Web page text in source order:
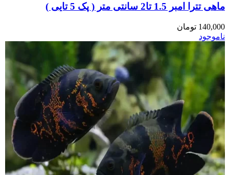
ماهی تترا امبر 1.5 تا2 سانتی متر ( پک 5 تایی )
140,000 تومان
ناموجود